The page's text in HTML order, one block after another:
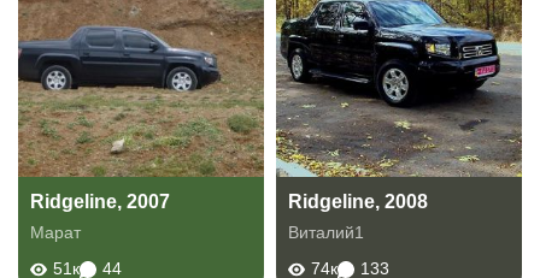
Ridgeline, 2007
Марат
51к
44
Ridgeline, 2008
Виталий1
74к
133